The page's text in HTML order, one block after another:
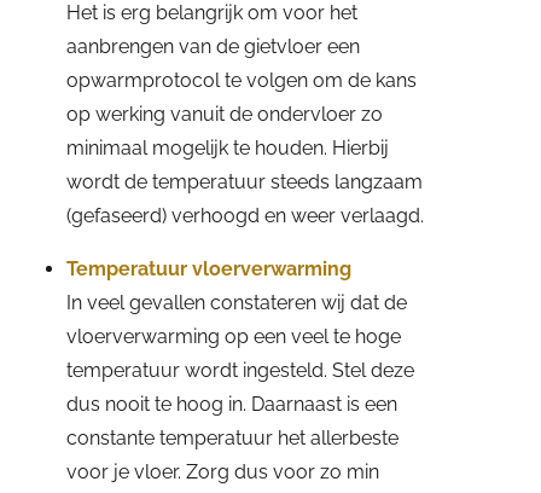
Het is erg belangrijk om voor het
aanbrengen van de gietvloer een
opwarmprotocol te volgen om de kans
op werking vanuit de ondervloer zo
minimaal mogelijk te houden. Hierbij
wordt de temperatuur steeds langzaam
(gefaseerd) verhoogd en weer verlaagd.
Temperatuur vloerverwarming
In veel gevallen constateren wij dat de
vloerverwarming op een veel te hoge
temperatuur wordt ingesteld. Stel deze
dus nooit te hoog in. Daarnaast is een
constante temperatuur het allerbeste
voor je vloer. Zorg dus voor zo min